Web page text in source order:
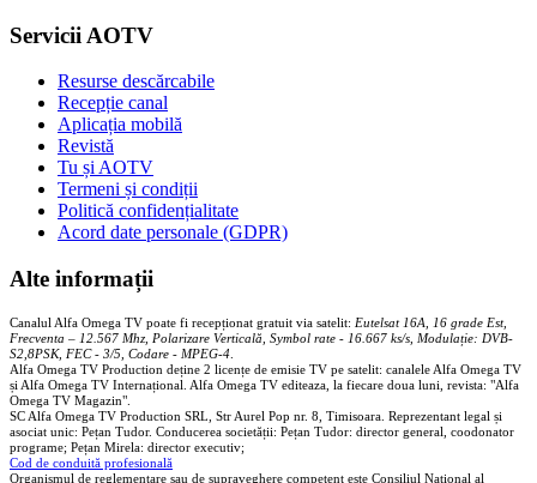
Servicii AOTV
Resurse descărcabile
Recepție canal
Aplicația mobilă
Revistă
Tu și AOTV
Termeni și condiții
Politică confidențialitate
Acord date personale (GDPR)
Alte informații
Canalul Alfa Omega TV poate fi recepționat gratuit via satelit: Eutelsat 16A, 16 grade Est,
Frecventa – 12.567 Mhz, Polarizare Verticală, Symbol rate - 16.667 ks/s, Modulație: DVB-
S2,8PSK, FEC - 3/5, Codare - MPEG-4
Alfa Omega TV Production deține 2 licențe de emisie TV pe satelit: canalele Alfa Omega TV
și Alfa Omega TV Internațional. Alfa Omega TV editeaza, la fiecare doua luni, revista: "Alfa
Omega TV Magazin".
SC Alfa Omega TV Production SRL, Str Aurel Pop nr. 8, Timisoara. Reprezentant legal și
asociat unic: Pețan Tudor. Conducerea societății: Pețan Tudor: director general, coodonator
programe; Pețan Mirela: director executiv;
Cod de conduită profesională
Organismul de reglementare sau de supraveghere competent este Consiliul National al